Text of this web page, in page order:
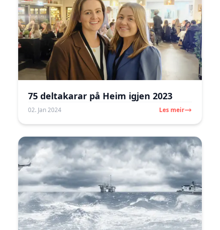
75 deltakarar på Heim igjen 2023
02. Jan 2024 Les meir